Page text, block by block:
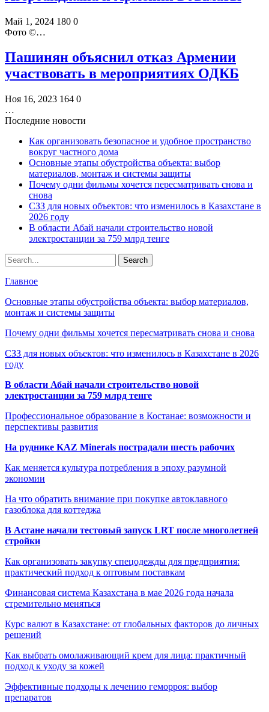
Май 1, 2024 180 0
Фото ©️…
Пашинян объяснил отказ Армении
участвовать в мероприятиях ОДКБ
Ноя 16, 2023 164 0
…
Последние новости
Как организовать безопасное и удобное пространство
вокруг частного дома
Основные этапы обустройства объекта: выбор
материалов, монтаж и системы защиты
Почему одни фильмы хочется пересматривать снова и
снова
СЗЗ для новых объектов: что изменилось в Казахстане в
2026 году
В области Абай начали строительство новой
электростанции за 759 млрд тенге
Главное
Основные этапы обустройства объекта: выбор материалов,
монтаж и системы защиты
Почему одни фильмы хочется пересматривать снова и снова
СЗЗ для новых объектов: что изменилось в Казахстане в 2026
году
В области Абай начали строительство новой
электростанции за 759 млрд тенге
Профессиональное образование в Костанае: возможности и
перспективы развития
На руднике KAZ Minerals пострадали шесть рабочих
Как меняется культура потребления в эпоху разумной
экономии
На что обратить внимание при покупке автоклавного
газоблока для коттеджа
В Астане начали тестовый запуск LRT после многолетней
стройки
Как организовать закупку спецодежды для предприятия:
практический подход к оптовым поставкам
Финансовая система Казахстана в мае 2026 года начала
стремительно меняться
Курс валют в Казахстане: от глобальных факторов до личных
решений
Как выбрать омолаживающий крем для лица: практичный
подход к уходу за кожей
Эффективные подходы к лечению геморроя: выбор
препаратов